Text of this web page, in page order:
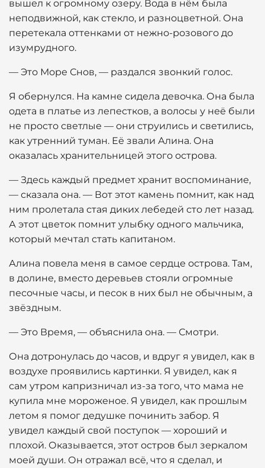
вышел к огромному озеру. Вода в нём была
неподвижной, как стекло, и разноцветной. Она
перетекала оттенками от нежно-розового до
изумрудного.
— Это Море Снов, — раздался звонкий голос.
Я обернулся. На камне сидела девочка. Она была
одета в платье из лепестков, а волосы у неё были
не просто светлые — они струились и светились,
как утренний туман. Её звали Алина. Она
оказалась хранительницей этого острова.
— Здесь каждый предмет хранит воспоминание,
— сказала она. — Вот этот камень помнит, как над
ним пролетала стая диких лебедей сто лет назад.
А этот цветок помнит улыбку одного мальчика,
который мечтал стать капитаном.
Алина повела меня в самое сердце острова. Там,
в долине, вместо деревьев стояли огромные
песочные часы, и песок в них был не обычным, а
звёздным.
— Это Время, — объяснила она. — Смотри.
Она дотронулась до часов, и вдруг я увидел, как в
воздухе проявились картинки. Я увидел, как я
сам утром капризничал из-за того, что мама не
купила мне мороженое. Я увидел, как прошлым
летом я помог дедушке починить забор. Я
увидел каждый свой поступок — хороший и
плохой. Оказывается, этот остров был зеркалом
моей души. Он отражал всё, что я сделал, и